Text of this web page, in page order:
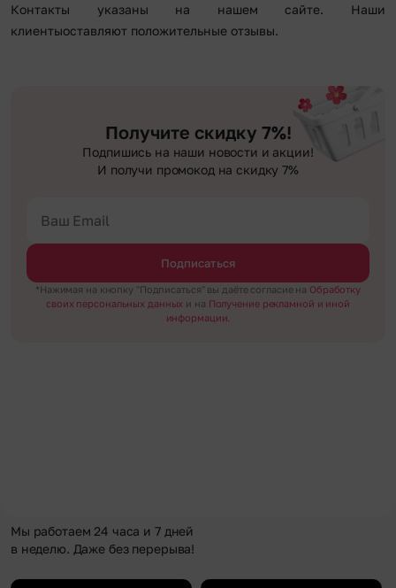
Контакты указаны на нашем сайте. Наши
клиентыоставляют положительные отзывы.
Получите скидку 7%!
Подпишись на наши новости и акции!
И получи промокод на скидку 7%
Подписаться
*Нажимая на кнопку "Подписаться" вы даёте согласие на Обработку
своих персональных данных и на Получение рекламной и иной
информации.
Мы работаем 24 часа и 7 дней
в неделю. Даже без перерыва!